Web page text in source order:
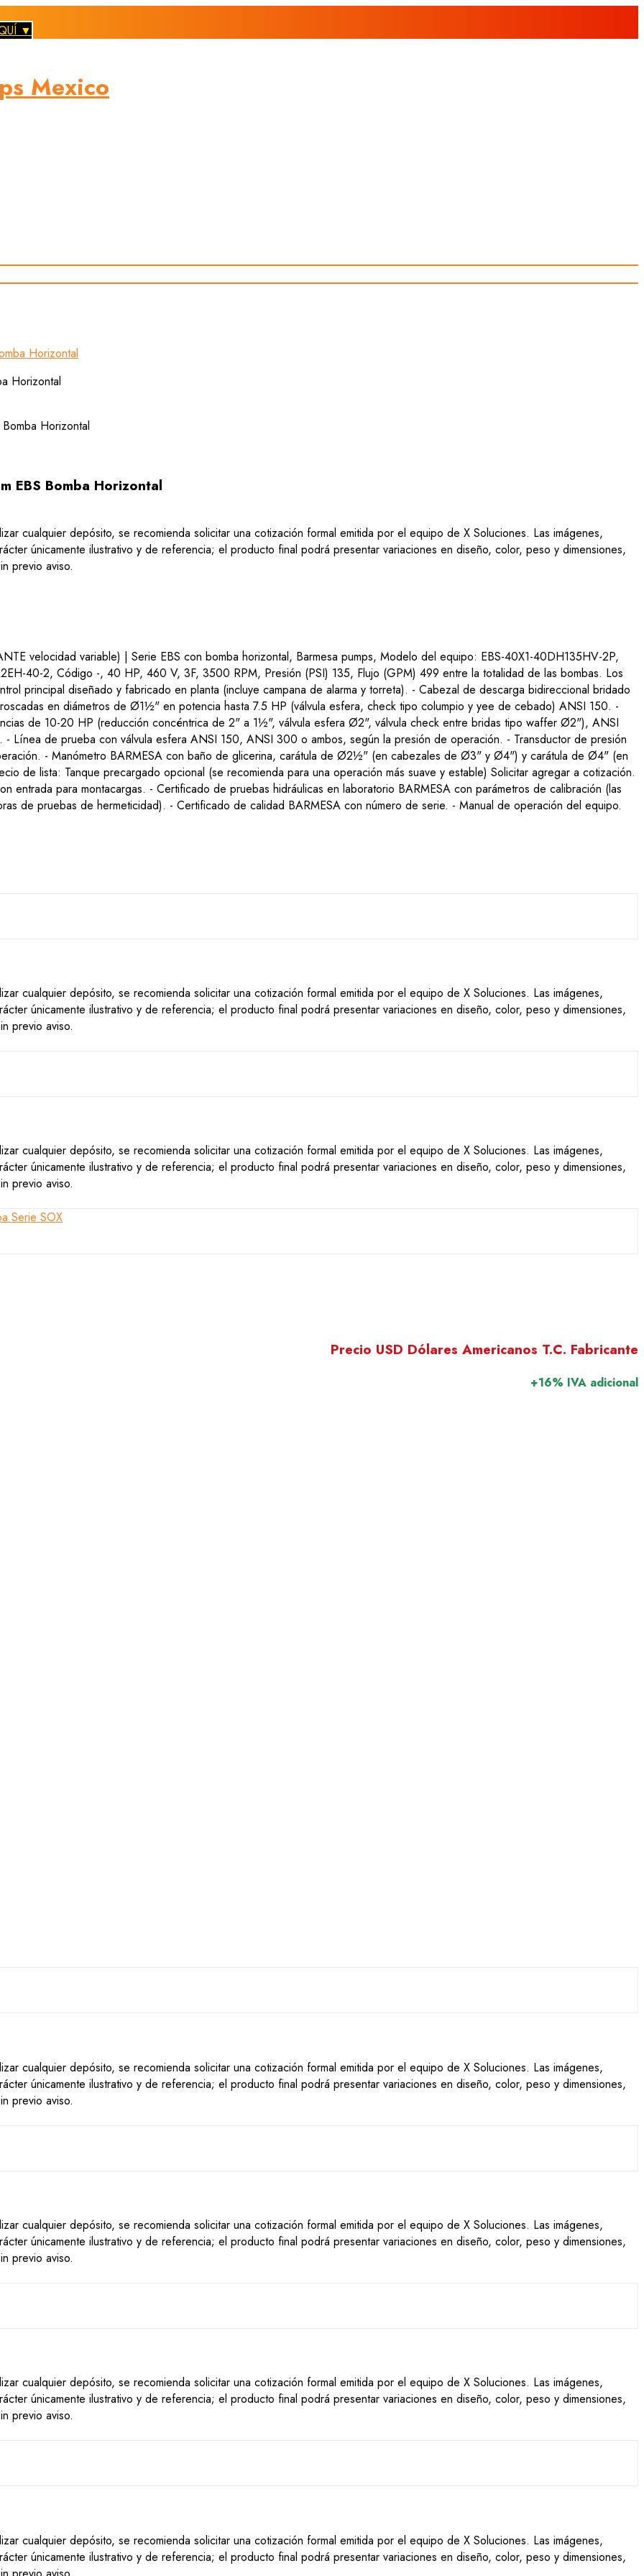
▼
Horizontal
EBS Bomba Horizontal
cualquier depósito, se recomienda solicitar una cotización formal emitida por el equipo de X Soluciones. Las imágenes,
únicamente ilustrativo y de referencia; el producto final podrá presentar variaciones en diseño, color, peso y dimensiones,
previo aviso.
velocidad variable) | Serie EBS con bomba horizontal, Barmesa pumps, Modelo del equipo: EBS-40X1-40DH135HV-2P,
40-2, Código -, 40 HP, 460 V, 3F, 3500 RPM, Presión (PSI) 135, Flujo (GPM) 499 entre la totalidad de las bombas. Los
principal diseñado y fabricado en planta (incluye campana de alarma y torreta). - Cabezal de descarga bidireccional bridado
en diámetros de Ø1½" en potencia hasta 7.5 HP (válvula esfera, check tipo columpio y yee de cebado) ANSI 150. -
de 10-20 HP (reducción concéntrica de 2" a 1½", válvula esfera Ø2", válvula check entre bridas tipo waffer Ø2"), ANSI
de prueba con válvula esfera ANSI 150, ANSI 300 o ambos, según la presión de operación. - Transductor de presión
- Manómetro BARMESA con baño de glicerina, carátula de Ø2½" (en cabezales de Ø3" y Ø4") y carátula de Ø4" (en
de lista: Tanque precargado opcional (se recomienda para una operación más suave y estable) Solicitar agregar a cotización.
entrada para montacargas. - Certificado de pruebas hidráulicas en laboratorio BARMESA con parámetros de calibración (las
de pruebas de hermeticidad). - Certificado de calidad BARMESA con número de serie. - Manual de operación del equipo.
cualquier depósito, se recomienda solicitar una cotización formal emitida por el equipo de X Soluciones. Las imágenes,
únicamente ilustrativo y de referencia; el producto final podrá presentar variaciones en diseño, color, peso y dimensiones,
previo aviso.
cualquier depósito, se recomienda solicitar una cotización formal emitida por el equipo de X Soluciones. Las imágenes,
únicamente ilustrativo y de referencia; el producto final podrá presentar variaciones en diseño, color, peso y dimensiones,
previo aviso.
Precio USD Dólares Americanos T.C. Fabricante
+16% IVA adicional
cualquier depósito, se recomienda solicitar una cotización formal emitida por el equipo de X Soluciones. Las imágenes,
únicamente ilustrativo y de referencia; el producto final podrá presentar variaciones en diseño, color, peso y dimensiones,
previo aviso.
cualquier depósito, se recomienda solicitar una cotización formal emitida por el equipo de X Soluciones. Las imágenes,
únicamente ilustrativo y de referencia; el producto final podrá presentar variaciones en diseño, color, peso y dimensiones,
previo aviso.
cualquier depósito, se recomienda solicitar una cotización formal emitida por el equipo de X Soluciones. Las imágenes,
únicamente ilustrativo y de referencia; el producto final podrá presentar variaciones en diseño, color, peso y dimensiones,
previo aviso.
cualquier depósito, se recomienda solicitar una cotización formal emitida por el equipo de X Soluciones. Las imágenes,
únicamente ilustrativo y de referencia; el producto final podrá presentar variaciones en diseño, color, peso y dimensiones,